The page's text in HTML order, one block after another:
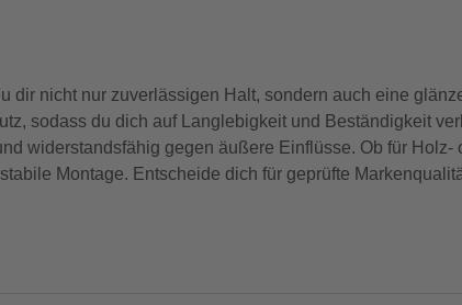
dir nicht nur zuverlässigen Halt, sondern auch eine
sodass du dich auf Langlebigkeit und Beständigkeit
widerstandsfähig gegen äußere Einflüsse. Ob für Holz-
Montage. Entscheide dich für geprüfte